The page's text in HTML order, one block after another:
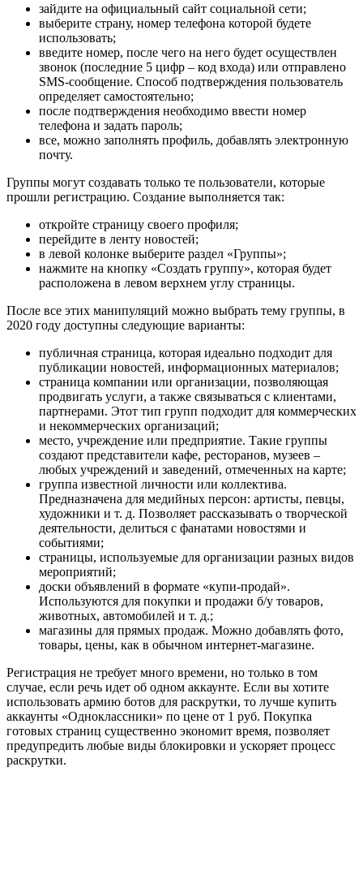
зайдите на официальный сайт социальной сети;
выберите страну, номер телефона которой будете
использовать;
введите номер, после чего на него будет осуществлен
звонок (последние 5 цифр – код входа) или отправлено
SMS-сообщение. Способ подтверждения пользователь
определяет самостоятельно;
после подтверждения необходимо ввести номер
телефона и задать пароль;
все, можно заполнять профиль, добавлять электронную
почту.
Группы могут создавать только те пользователи, которые
прошли регистрацию. Создание выполняется так:
откройте страницу своего профиля;
перейдите в ленту новостей;
в левой колонке выберите раздел «Группы»;
нажмите на кнопку «Создать группу», которая будет
расположена в левом верхнем углу страницы.
После все этих манипуляций можно выбрать тему группы, в
2020 году доступны следующие варианты:
публичная страница, которая идеально подходит для
публикации новостей, информационных материалов;
страница компании или организации, позволяющая
продвигать услуги, а также связываться с клиентами,
партнерами. Этот тип групп подходит для коммерческих
и некоммерческих организаций;
место, учреждение или предприятие. Такие группы
создают представители кафе, ресторанов, музеев –
любых учреждений и заведений, отмеченных на карте;
группа известной личности или коллектива.
Предназначена для медийных персон: артисты, певцы,
художники и т. д. Позволяет рассказывать о творческой
деятельности, делиться с фанатами новостями и
событиями;
страницы, используемые для организации разных видов
мероприятий;
доски объявлений в формате «купи-продай».
Используются для покупки и продажи б/у товаров,
животных, автомобилей и т. д.;
магазины для прямых продаж. Можно добавлять фото,
товары, цены, как в обычном интернет-магазине.
Регистрация не требует много времени, но только в том
случае, если речь идет об одном аккаунте. Если вы хотите
использовать армию ботов для раскрутки, то лучше купить
аккаунты «Одноклассники» по цене от 1 руб. Покупка
готовых страниц существенно экономит время, позволяет
предупредить любые виды блокировки и ускоряет процесс
раскрутки.